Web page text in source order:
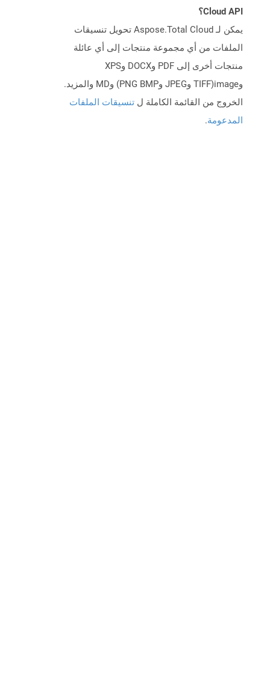
Cloud API؟
يمكن لـ Aspose.Total Cloud تحويل تنسيقات
الملفات من أي مجموعة منتجات إلى أي عائلة
منتجات أخرى إلى PDF وDOCX وXPS
وimage(TIFF وJPEG وPNG BMP) وMD والمزيد.
الخروج من القائمة الكاملة ل تنسيقات الملفات
المدعومة.